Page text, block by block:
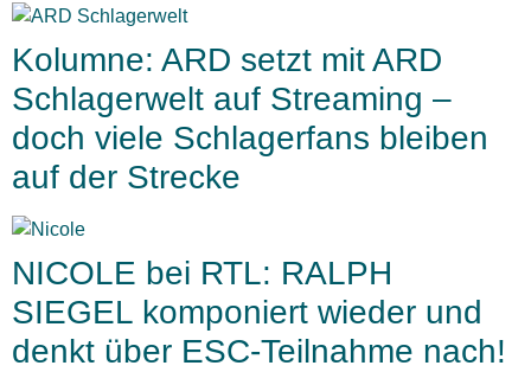
Kolumne: ARD setzt mit ARD
Schlagerwelt auf Streaming –
doch viele Schlagerfans bleiben
auf der Strecke
NICOLE bei RTL: RALPH
SIEGEL komponiert wieder und
denkt über ESC-Teilnahme nach!